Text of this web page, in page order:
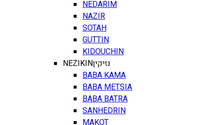
NEDARIM
NAZIR
SOTAH
GUTTIN
KIDOUCHIN
NEZIKINנזיקין
BABA KAMA
BABA METSIA
BABA BATRA
SANHEDRIN